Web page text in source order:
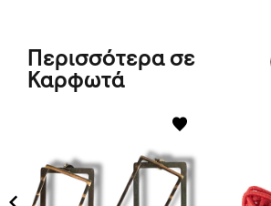
Περισσότερα σε
Καρφωτά